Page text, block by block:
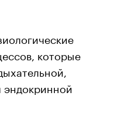
которые
эндокринной